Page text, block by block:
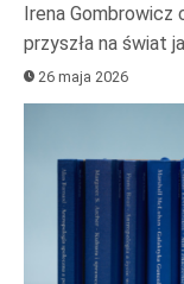
Irena Gombrowicz
przyszła na świat
26 maja 2026
dźwiękowych